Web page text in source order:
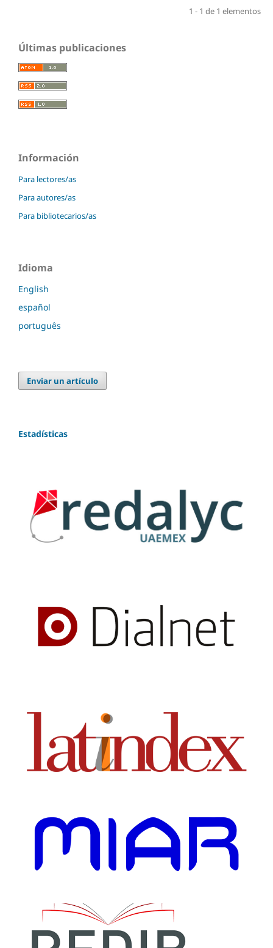
1 - 1 de 1 elementos
Últimas publicaciones
Información
Para lectores/as
Para autores/as
Para bibliotecarios/as
Idioma
English
español
português
Enviar un artículo
Estadísticas